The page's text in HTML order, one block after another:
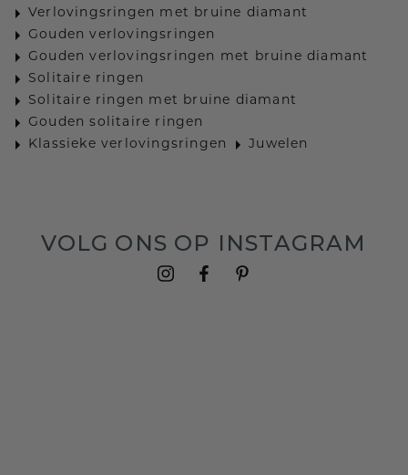
Verlovingsringen met bruine diamant
Gouden verlovingsringen
Gouden verlovingsringen met bruine diamant
Solitaire ringen
Solitaire ringen met bruine diamant
Gouden solitaire ringen
Klassieke verlovingsringen
Juwelen
VOLG ONS OP INSTAGRAM